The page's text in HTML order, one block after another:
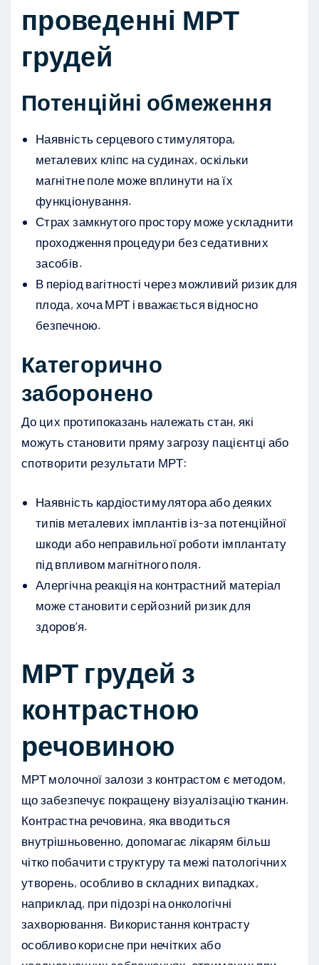
проведенні МРТ
грудей
Потенційні обмеження
Наявність серцевого стимулятора,
металевих кліпс на судинах, оскільки
магнітне поле може вплинути на їх
функціонування.
Страх замкнутого простору може ускладнити
проходження процедури без седативних
засобів.
В період вагітності через можливий ризик для
плода, хоча МРТ і вважається відносно
безпечною.
Категорично
заборонено
До цих протипоказань належать стан, які
можуть становити пряму загрозу пацієнтці або
спотворити результати МРТ:
Наявність кардіостимулятора або деяких
типів металевих імплантів із-за потенційної
шкоди або неправильної роботи імплантату
під впливом магнітного поля.
Алергічна реакція на контрастний матеріал
може становити серйозний ризик для
здоров’я.
МРТ грудей з
контрастною
речовиною
МРТ молочної залози з контрастом є методом,
що забезпечує покращену візуалізацію тканин.
Контрастна речовина, яка вводиться
внутрішньовенно, допомагає лікарям більш
чітко побачити структуру та межі патологічних
утворень, особливо в складних випадках,
наприклад, при підозрі на онкологічні
захворювання. Використання контрасту
особливо корисне при нечітких або